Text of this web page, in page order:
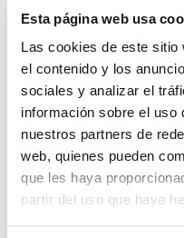
Esta página web usa
Las cookies de este sitio
el contenido y los
sociales y analizar el
información sobre el uso
nuestros partners de
web, quienes pueden
que les haya
partir del uso que haya
Noticia
La Fundación
Fundación
obtienen el Sello